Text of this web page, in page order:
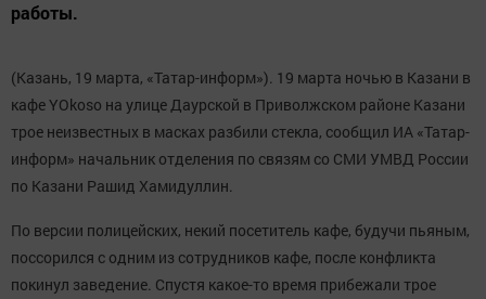
работы.
(Казань, 19 марта, «Татар-информ»). 19 марта ночью в Казани в
кафе YOkoso на улице Даурской в Приволжском районе Казани
трое неизвестных в масках разбили стекла, сообщил ИА «Татар-
информ» начальник отделения по связям со СМИ УМВД России
по Казани Рашид Хамидуллин.
По версии полицейских, некий посетитель кафе, будучи пьяным,
поссорился с одним из сотрудников кафе, после конфликта
покинул заведение. Спустя какое-то время прибежали трое